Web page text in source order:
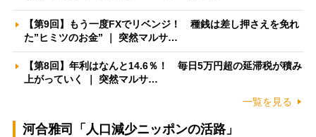
【第9回】もう一度FXでリベンジ！ 種銭は差し押さえを免れ
た”ヒミツのお金” ｜ 突然マルサ…
【第8回】年利はなんと14.6％！ 毎日5万円超の延滞税が積み
上がっていく ｜ 突然マルサ…
一覧を見る
河合雅司「人口減少ニッポンの活路」